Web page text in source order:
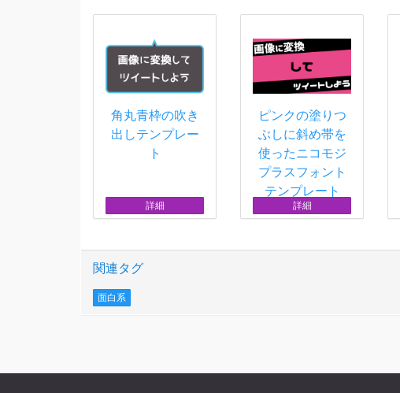
角丸青枠の吹き
出しテンプレー
ト
詳細
ピンクの塗りつ
ぶしに斜め帯を
使ったニコモジ
プラスフォント
テンプレート
詳細
関連タグ
面白系